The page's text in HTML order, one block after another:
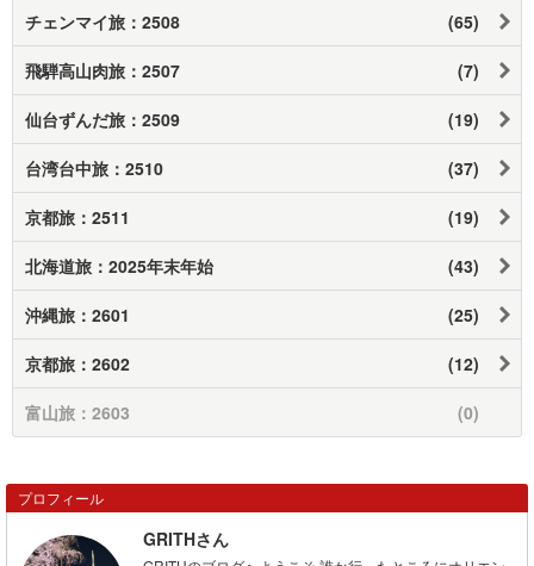
チェンマイ旅：2508 (65)
飛騨高山肉旅：2507 (7)
仙台ずんだ旅：2509 (19)
台湾台中旅：2510 (37)
京都旅：2511 (19)
北海道旅：2025年末年始 (43)
沖縄旅：2601 (25)
京都旅：2602 (12)
富山旅：2603 (0)
プロフィール
GRITHさん